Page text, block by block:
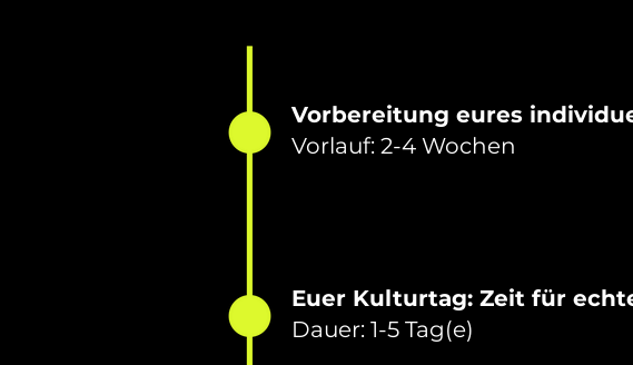
Vorbereitung eures
Vorlauf: 2-4 Wochen
Euer Kulturtag: Zeit für
Dauer: 1-5 Tag(e)